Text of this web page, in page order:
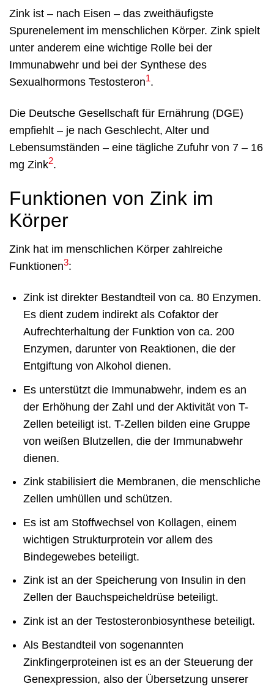
Zink ist – nach Eisen – das zweithäufigste
Spurenelement im menschlichen Körper. Zink spielt
unter anderem eine wichtige Rolle bei der
Immunabwehr und bei der Synthese des
Sexualhormons Testosteron1.
Die Deutsche Gesellschaft für Ernährung (DGE)
empfiehlt – je nach Geschlecht, Alter und
Lebensumständen – eine tägliche Zufuhr von 7 – 16
mg Zink2.
Funktionen von Zink im
Körper
Zink hat im menschlichen Körper zahlreiche
Funktionen3:
Zink ist direkter Bestandteil von ca. 80 Enzymen.
Es dient zudem indirekt als Cofaktor der
Aufrechterhaltung der Funktion von ca. 200
Enzymen, darunter von Reaktionen, die der
Entgiftung von Alkohol dienen.
Es unterstützt die Immunabwehr, indem es an
der Erhöhung der Zahl und der Aktivität von T-
Zellen beteiligt ist. T-Zellen bilden eine Gruppe
von weißen Blutzellen, die der Immunabwehr
dienen.
Zink stabilisiert die Membranen, die menschliche
Zellen umhüllen und schützen.
Es ist am Stoffwechsel von Kollagen, einem
wichtigen Strukturprotein vor allem des
Bindegewebes beteiligt.
Zink ist an der Speicherung von Insulin in den
Zellen der Bauchspeicheldrüse beteiligt.
Zink ist an der Testosteronbiosynthese beteiligt.
Als Bestandteil von sogenannten
Zinkfingerproteinen ist es an der Steuerung der
Genexpression, also der Übersetzung unserer